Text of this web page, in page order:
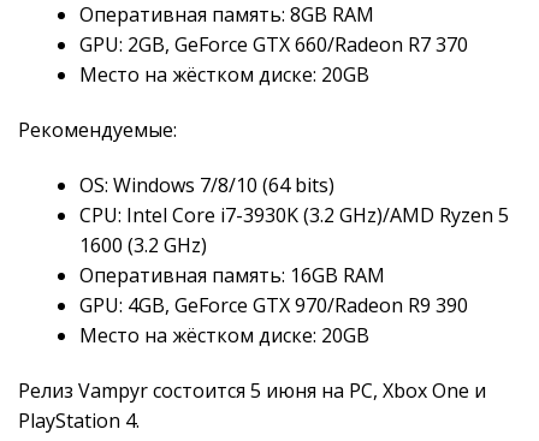
Оперативная память: 8GB RAM
GPU: 2GB, GeForce GTX 660/Radeon R7 370
Место на жёстком диске: 20GB
Рекомендуемые:
OS: Windows 7/8/10 (64 bits)
CPU: Intel Core i7-3930K (3.2 GHz)/AMD Ryzen 5
1600 (3.2 GHz)
Оперативная память: 16GB RAM
GPU: 4GB, GeForce GTX 970/Radeon R9 390
Место на жёстком диске: 20GB
Релиз Vampyr состоится 5 июня на PC, Xbox One и
PlayStation 4.